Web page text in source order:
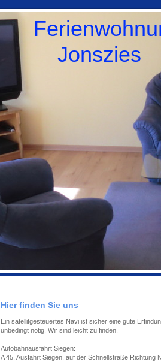
Jonszies
Hier finden Sie uns
Ein satellitgesteuertes Navi ist sicher eine gute
unbedingt nötig. Wir sind leicht zu finden.
Autobahnausfahrt Siegen:
A 45, Ausfahrt Siegen, auf der Schnellstraße Richtung